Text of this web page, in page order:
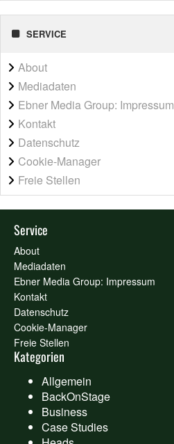
SERVICE
About
Mediadaten
Ebner Media Group: Impressum
Kontakt
Datenschutz
Cookie-Manager
Freie Stellen
Service
About
Mediadaten
Ebner Media Group: Impressum
Kontakt
Datenschutz
Cookie-Manager
Freie Stellen
Kategorien
Allgemein
BackOnStage
Business
Case Studies